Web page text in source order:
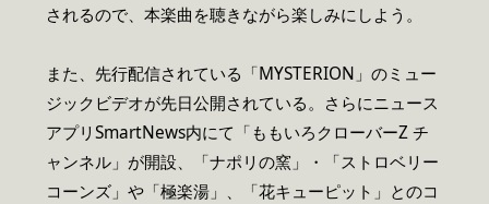
されるので、本楽曲を聴きながら楽しみにしよう。
また、先行配信されている「MYSTERION」のミュー
ジックビデオが先日公開されている。さらにニュース
アプリSmartNews内にて「ももいろクローバーZ チ
ャンネル」が開設、「ナポリの窯」・「ストロベリー
コーンズ」や「極楽湯」、「花キューピット」とのコ